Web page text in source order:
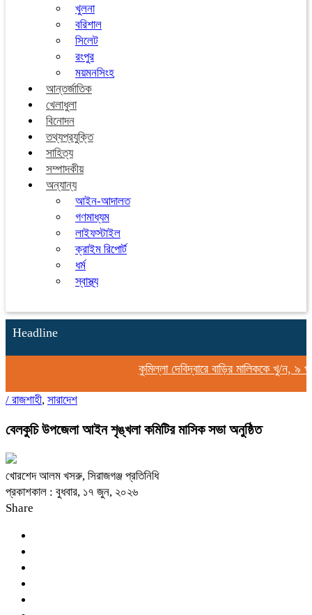
খুলনা
বরিশাল
সিলেট
রংপুর
ময়মনসিংহ
আন্তর্জাতিক
খেলাধুলা
বিনোদন
তথ্যপ্রযুক্তি
সাহিত্য
সম্পাদকীয়
অন্যান্য
আইন-আদালত
গণমাধ্যম
লাইফস্টাইল
ক্রাইম রিপোর্ট
ধর্ম
স্বাস্থ্য
Headline
কুমিল্লা দেবিদ্বারে বাড়ির মালিককে খু/ন, ৯
/ রাজশাহী, সারাদেশ
বেলকুচি উপজেলা আইন শৃঙ্খলা কমিটির মাসিক সভা অনুষ্ঠিত
খোরশেদ আলম খসরু, সিরাজগঞ্জ প্রতিনিধি
প্রকাশকাল : বুধবার, ১৭ জুন, ২০২৬
Share